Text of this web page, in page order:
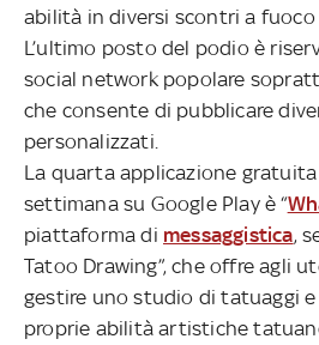
abilità in diversi scontri a fuoco
L’ultimo posto del podio è
social network popolare
che consente di pubblicare
personalizzati.
La quarta applicazione
settimana su Google Play è “
piattaforma di messaggistica,
Tatoo Drawing”, che offre agli
gestire uno studio di tatuaggi
proprie abilità artistiche